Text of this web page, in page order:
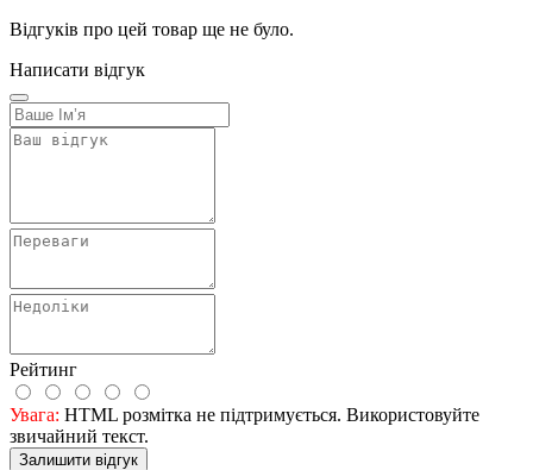
Відгуків про цей товар ще не було.
Написати відгук
Рейтинг
Увага: HTML розмітка не підтримується. Використовуйте
звичайний текст.
Залишити відгук